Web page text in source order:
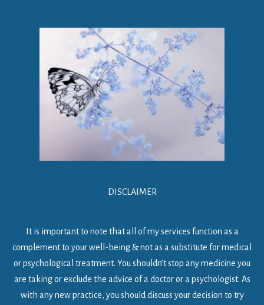
DISCLAIMER
It is important to note that all of my services function as a
complement to your well-being & not as a substitute for medical
or psychological treatment. You shouldn’t stop any medicine you
are taking or exclude the advice of a doctor or a psychologist. As
with any new practice, you should discuss your decision to try